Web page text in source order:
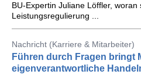
BU-Expertin Juliane Löffler, woran
Leistungsregulierung ...
Nachricht (Karriere & Mitarbeiter)
Führen durch Fragen bringt
eigenverantwortliche